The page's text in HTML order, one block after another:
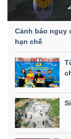
Cảnh báo nguy
hạn chế